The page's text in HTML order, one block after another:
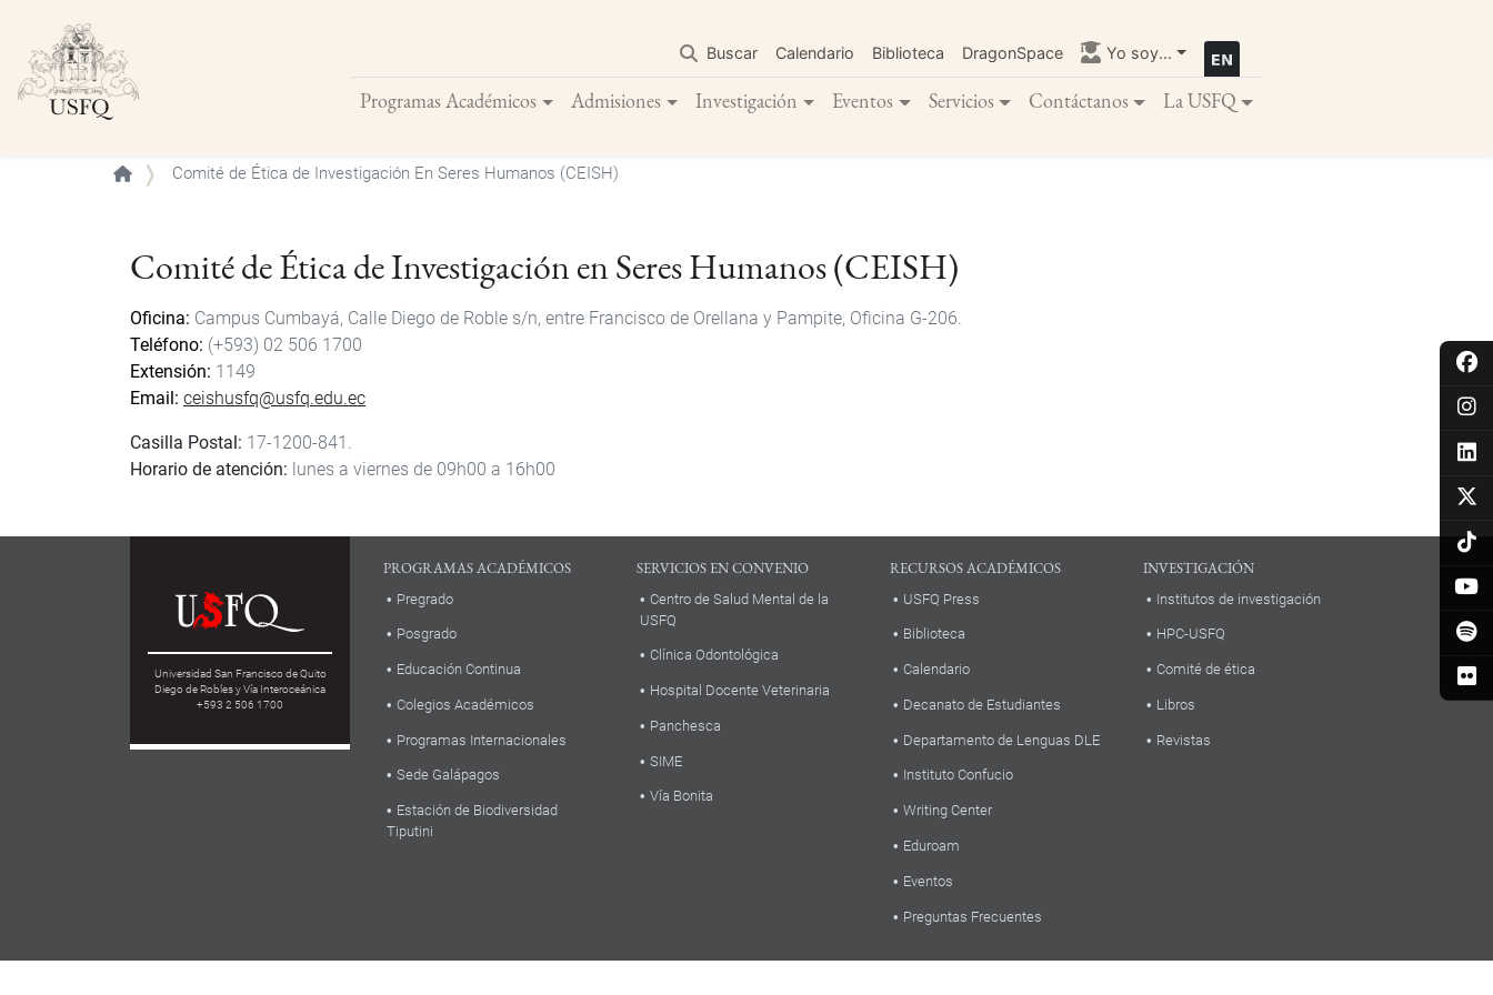
contenido
principal
Buscar Calendario Biblioteca DragonSpace Yo soy...
Programas Académicos Admisiones Investigación Eventos Servicios Contáctanos La USFQ
Buscar
Comité de Ética de Investigación En Seres Humanos (CEISH)
Comité de Ética de Investigación en Seres Humanos (CEISH)
Oficina Campus Cumbayá, Calle Diego de Roble s/n, entre Francisco de Orellana y Pampite, Oficina G-206.
Teléfono (+593) 02 506 1700
Extensión 1149
Email
ceishusfq@usfq.edu.ec
Casilla Postal: 17-1200-841.
Horario de atención: lunes a viernes de 09h00 a 16h00
Universidad San Francisco de Quito
Diego de Robles y Vía Interoceánica
+593 2 506 1700
PROGRAMAS ACADÉMICOS
Pregrado
Posgrado
Educación Continua
Colegios Académicos
Programas Internacionales
Sede Galápagos
Estación de Biodiversidad
Tiputini
SERVICIOS EN CONVENIO
Centro de Salud Mental de la
USFQ
Clínica Odontológica
Hospital Docente Veterinaria
Panchesca
SIME
Vía Bonita
RECURSOS ACADÉMICOS
USFQ Press
Biblioteca
Calendario
Decanato de Estudiantes
Departamento de Lenguas DLE
Instituto Confucio
Writing Center
Eduroam
Eventos
Preguntas Frecuentes
INVESTIGACIÓN
Institutos de investigación
HPC-USFQ
Comité de ética
Libros
Revistas